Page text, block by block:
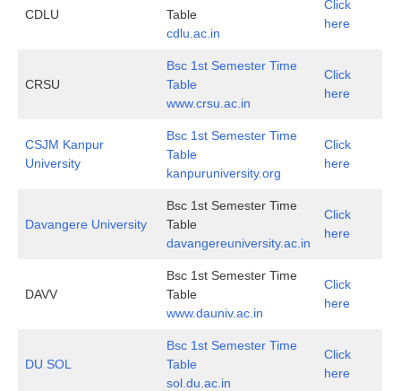
CDLU
Table
cdlu.ac.in
Click
here
CRSU
Bsc 1st Semester Time
Table
www.crsu.ac.in
Click
here
CSJM Kanpur
University
Bsc 1st Semester Time
Table
kanpuruniversity.org
Click
here
Davangere University
Bsc 1st Semester Time
Table
davangereuniversity.ac.in
Click
here
DAVV
Bsc 1st Semester Time
Table
www.dauniv.ac.in
Click
here
DU SOL
Bsc 1st Semester Time
Table
sol.du.ac.in
Click
here